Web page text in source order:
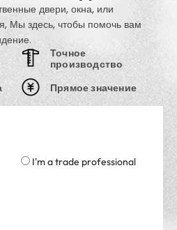
Мы здесь, чтобы помочь вам
производство
Прямое значение